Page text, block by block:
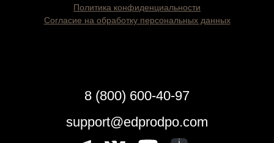
Политика конфиденциальности
Согласие на обработку персональных данных
8 (800) 600-40-97
support@edprodpo.com